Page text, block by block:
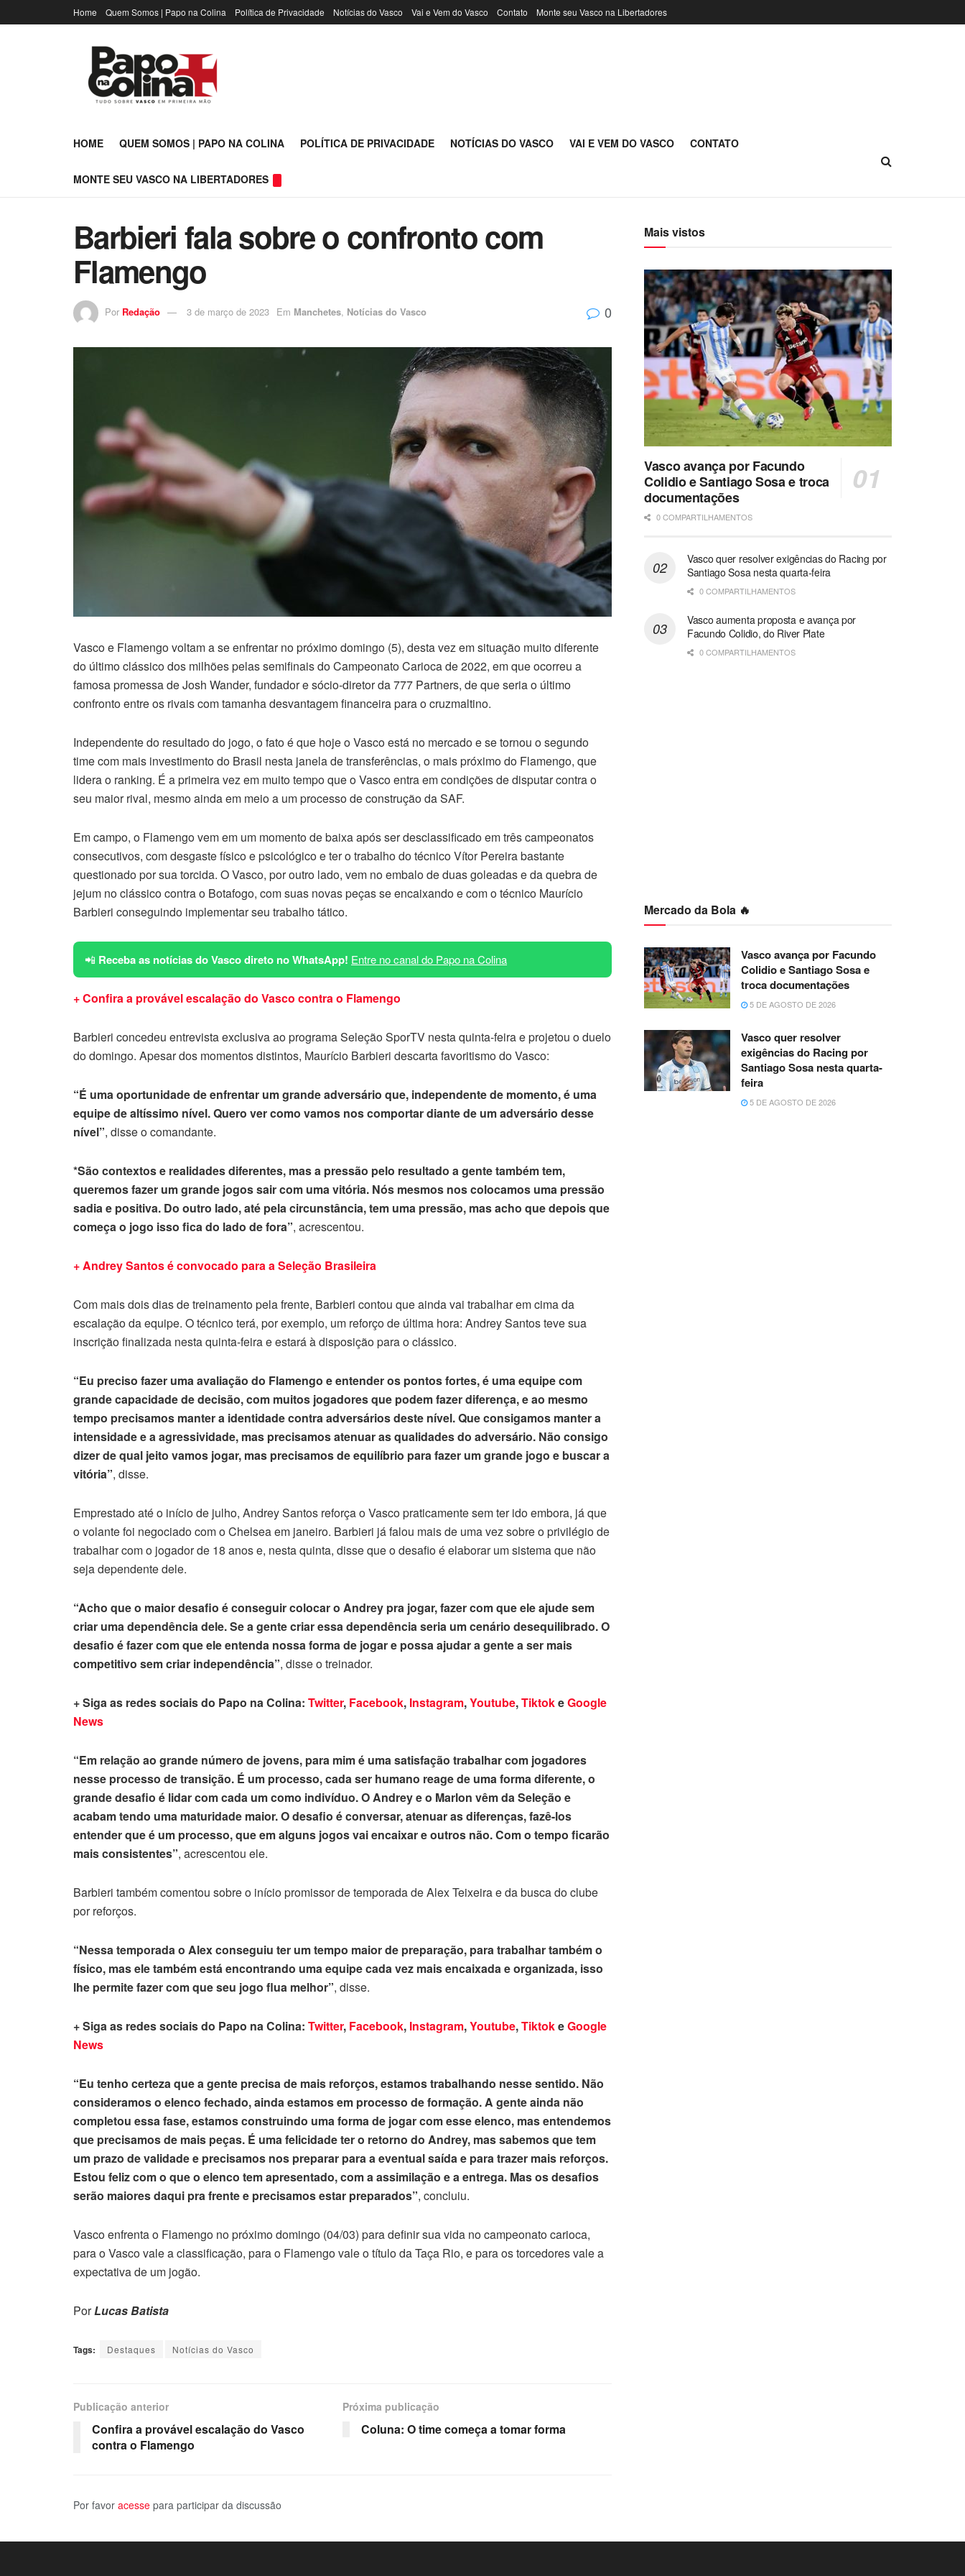
Home Quem Somos | Papo na Colina Política de Privacidade Notícias do Vasco Vai e Vem do Vasco Contato Monte seu Vasco na Libertadores
HOME QUEM SOMOS | PAPO NA COLINA POLÍTICA DE PRIVACIDADE NOTÍCIAS DO VASCO VAI E VEM DO VASCO CONTATO
MONTE SEU VASCO NA LIBERTADORES
Barbieri fala sobre o confronto com
Flamengo
Por Redação 3 de março de 2023 Em Manchetes, Notícias do Vasco 0
Vasco e Flamengo voltam a se enfrentar no próximo domingo (5), desta vez em situação muito diferente
do último clássico dos milhões pelas semifinais do Campeonato Carioca de 2022, em que ocorreu a
famosa promessa de Josh Wander, fundador e sócio-diretor da 777 Partners, de que seria o último
confronto entre os rivais com tamanha desvantagem financeira para o cruzmaltino.
Independente do resultado do jogo, o fato é que hoje o Vasco está no mercado e se tornou o segundo
time com mais investimento do Brasil nesta janela de transferências, o mais próximo do Flamengo, que
lidera o ranking. É a primeira vez em muito tempo que o Vasco entra em condições de disputar contra o
seu maior rival, mesmo ainda em meio a um processo de construção da SAF.
Em campo, o Flamengo vem em um momento de baixa após ser desclassificado em três campeonatos
consecutivos, com desgaste físico e psicológico e ter o trabalho do técnico Vítor Pereira bastante
questionado por sua torcida. O Vasco, por outro lado, vem no embalo de duas goleadas e da quebra de
jejum no clássico contra o Botafogo, com suas novas peças se encaixando e com o técnico Maurício
Barbieri conseguindo implementar seu trabalho tático.
📲 Receba as notícias do Vasco direto no WhatsApp! Entre no canal do Papo na Colina
+ Confira a provável escalação do Vasco contra o Flamengo
Barbieri concedeu entrevista exclusiva ao programa Seleção SporTV nesta quinta-feira e projetou o duelo
do domingo. Apesar dos momentos distintos, Maurício Barbieri descarta favoritismo do Vasco:
“É uma oportunidade de enfrentar um grande adversário que, independente de momento, é uma
equipe de altíssimo nível. Quero ver como vamos nos comportar diante de um adversário desse
nível”, disse o comandante.
*São contextos e realidades diferentes, mas a pressão pelo resultado a gente também tem,
queremos fazer um grande jogos sair com uma vitória. Nós mesmos nos colocamos uma pressão
sadia e positiva. Do outro lado, até pela circunstância, tem uma pressão, mas acho que depois que
começa o jogo isso fica do lado de fora”, acrescentou.
+ Andrey Santos é convocado para a Seleção Brasileira
Com mais dois dias de treinamento pela frente, Barbieri contou que ainda vai trabalhar em cima da
escalação da equipe. O técnico terá, por exemplo, um reforço de última hora: Andrey Santos teve sua
inscrição finalizada nesta quinta-feira e estará à disposição para o clássico.
“Eu preciso fazer uma avaliação do Flamengo e entender os pontos fortes, é uma equipe com
grande capacidade de decisão, com muitos jogadores que podem fazer diferença, e ao mesmo
tempo precisamos manter a identidade contra adversários deste nível. Que consigamos manter a
intensidade e a agressividade, mas precisamos atenuar as qualidades do adversário. Não consigo
dizer de qual jeito vamos jogar, mas precisamos de equilíbrio para fazer um grande jogo e buscar a
vitória”, disse.
Emprestado até o início de julho, Andrey Santos reforça o Vasco praticamente sem ter ido embora, já que
o volante foi negociado com o Chelsea em janeiro. Barbieri já falou mais de uma vez sobre o privilégio de
trabalhar com o jogador de 18 anos e, nesta quinta, disse que o desafio é elaborar um sistema que não
seja dependente dele.
“Acho que o maior desafio é conseguir colocar o Andrey pra jogar, fazer com que ele ajude sem
criar uma dependência dele. Se a gente criar essa dependência seria um cenário desequilibrado. O
desafio é fazer com que ele entenda nossa forma de jogar e possa ajudar a gente a ser mais
competitivo sem criar independência”, disse o treinador.
+ Siga as redes sociais do Papo na Colina: Twitter, Facebook, Instagram,Youtube,TiktokeGoogle
News
“Em relação ao grande número de jovens, para mim é uma satisfação trabalhar com jogadores
nesse processo de transição. É um processo, cada ser humano reage de uma forma diferente, o
grande desafio é lidar com cada um como indivíduo. O Andrey e o Marlon vêm da Seleção e
acabam tendo uma maturidade maior. O desafio é conversar, atenuar as diferenças, fazê-los
entender que é um processo, que em alguns jogos vai encaixar e outros não. Com o tempo ficarão
mais consistentes”, acrescentou ele.
Barbieri também comentou sobre o início promissor de temporada de Alex Teixeira e da busca do clube
por reforços.
“Nessa temporada o Alex conseguiu ter um tempo maior de preparação, para trabalhar também o
físico, mas ele também está encontrando uma equipe cada vez mais encaixada e organizada, isso
lhe permite fazer com que seu jogo flua melhor”, disse.
+ Siga as redes sociais do Papo na Colina: Twitter, Facebook, Instagram,Youtube,TiktokeGoogle
News
“Eu tenho certeza que a gente precisa de mais reforços, estamos trabalhando nesse sentido. Não
consideramos o elenco fechado, ainda estamos em processo de formação. A gente ainda não
completou essa fase, estamos construindo uma forma de jogar com esse elenco, mas entendemos
que precisamos de mais peças. É uma felicidade ter o retorno do Andrey, mas sabemos que tem
um prazo de validade e precisamos nos preparar para a eventual saída e para trazer mais reforços.
Estou feliz com o que o elenco tem apresentado, com a assimilação e a entrega. Mas os desafios
serão maiores daqui pra frente e precisamos estar preparados”, concluiu.
Vasco enfrenta o Flamengo no próximo domingo (04/03) para definir sua vida no campeonato carioca,
para o Vasco vale a classificação, para o Flamengo vale o título da Taça Rio, e para os torcedores vale a
expectativa de um jogão.
PorLucas Batista
Tags: Destaques Notícias do Vasco
Publicação anterior
Confira a provável escalação do Vasco
contra o Flamengo
Próxima publicação
Coluna: O time começa a tomar forma
Por favor acesse para participar da discussão
Mais vistos
Vasco avança por Facundo
Colidio e Santiago Sosa e troca
documentações
0 COMPARTILHAMENTOS
Vasco quer resolver exigências do Racing por
Santiago Sosa nesta quarta-feira
0 COMPARTILHAMENTOS
Vasco aumenta proposta e avança por
Facundo Colidio, do River Plate
0 COMPARTILHAMENTOS
Mercado da Bola 🔥
Vasco avança por Facundo
Colidio e Santiago Sosa e
troca documentações
5 DE AGOSTO DE 2026
Vasco quer resolver
exigências do Racing por
Santiago Sosa nesta quarta-
feira
5 DE AGOSTO DE 2026